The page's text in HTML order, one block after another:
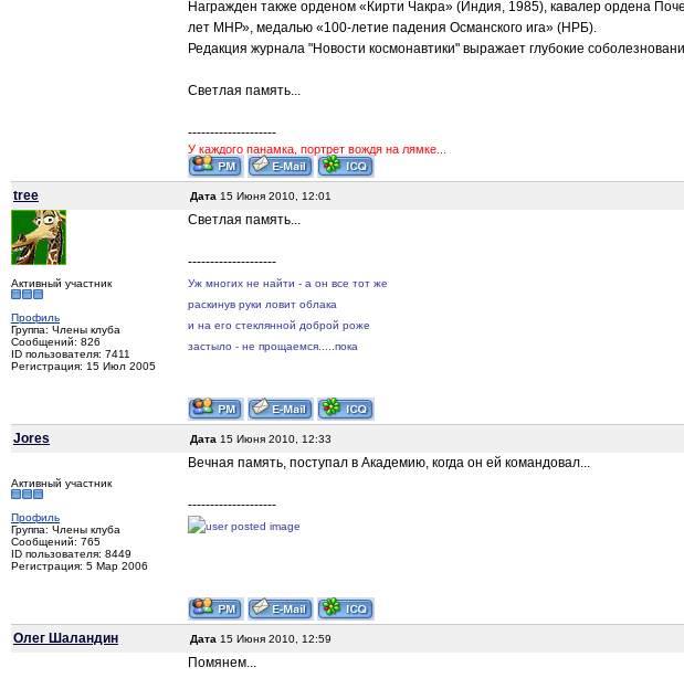
Награжден также орденом «Кирти Чакра» (Индия, 1985), кавалер ордена
лет МНР», медалью «100-летие падения Османского ига» (НРБ).
Редакция журнала "Новости космонавтики" выражает глубокие
Светлая память...
--------------------
У каждого панамка, портрет вождя на лямке...
tree
Дата 15 Июня 2010, 12:01
Активный участник
Профиль
Группа: Члены клуба
Сообщений: 826
ID пользователя: 7411
Регистрация: 15 Июл 2005
Светлая память...
--------------------
Уж многих не найти - а он все тот же
раскинув руки ловит облака
и на его стеклянной доброй роже
застыло - не прощаемся.....пока
Jores
Дата 15 Июня 2010, 12:33
Активный участник
Профиль
Группа: Члены клуба
Сообщений: 765
ID пользователя: 8449
Регистрация: 5 Мар 2006
Вечная память, поступал в Академию, когда он ей командовал...
--------------------
Олег Шаландин
Дата 15 Июня 2010, 12:59
Помянем...